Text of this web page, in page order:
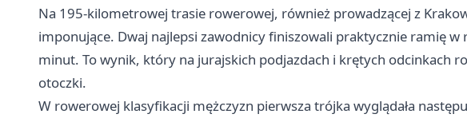
Na 195-kilometrowej trasie rowerowej, również prowadzącej z
imponujące. Dwaj najlepsi zawodnicy finiszowali praktycznie ramię w
minut. To wynik, który na jurajskich podjazdach i krętych odcinkach
otoczki.
W rowerowej klasyfikacji mężczyzn pierwsza trójka wyglądała